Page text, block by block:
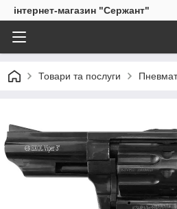
інтернет-магазин "Сержант"
Товари та послуги